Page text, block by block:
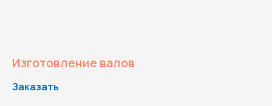
Изготовление валов
Заказать